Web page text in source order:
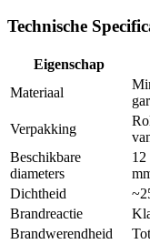
Technische
Eigenschap
Materiaal
Verpakking
Beschikbare
diameters
12
Dichtheid
Brandreactie
Brandwerendheid